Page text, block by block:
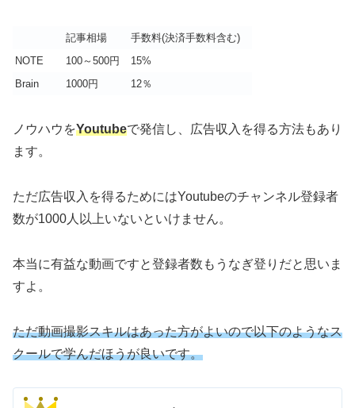
記事相場
手数料(決済手数料含む)
NOTE
100～500円
15%
Brain
1000円 12％
ノウハウをYoutubeで発信し、広告収入を得る方法もあり
ます。
ただ広告収入を得るためにはYoutubeのチャンネル登録者
数が1000人以上いないといけません。
本当に有益な動画ですと登録者数もうなぎ登りだと思いま
すよ。
ただ動画撮影スキルはあった方がよいので以下のようなス
クールで学んだほうが良いです。